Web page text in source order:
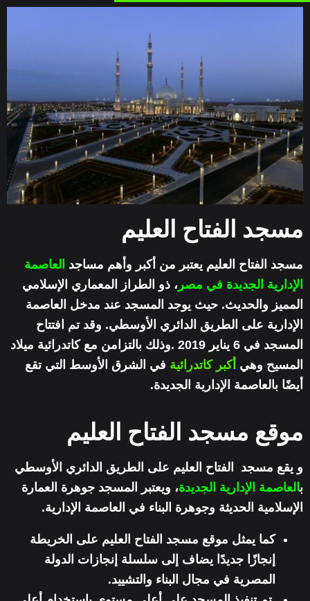
مسجد الفتاح العليم
مسجد الفتاح العليم يعتبر من أكبر وأهم مساجد العاصمة
الإدارية الجديدة في مصر ، ذو الطراز المعماري الإسلامي
المميز والحديث. حيث يوجد المسجد عند مدخل العاصمة
الإدارية على الطريق الدائري الأوسطي. وقد تم افتتاح
المسجد في 6 يناير 2019 .وذلك بالتزامن مع كاتدرائية ميلاد
المسيح وهي أكبر كاتدرائية في الشرق الأوسط التي تقع
أيضًا بالعاصمة الإدارية الجديدة.
موقع مسجد الفتاح العليم
و يقع مسجد الفتاح العليم على الطريق الدائري الأوسطي
بالعاصمة الإدارية الجديدة، ويعتبر المسجد جوهرة العمارة
الإسلامية الحديثة وجوهرة البناء في العاصمة الإدارية.
كما يمثل موقع مسجد الفتاح العليم على الخريطة
إنجازًا جديدًا يضاف إلى سلسلة إنجازات الدولة
المصرية في مجال البناء والتشييد.